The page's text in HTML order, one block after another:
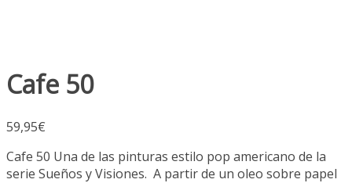
Cafe 50
59,95€
Cafe 50 Una de las pinturas estilo pop americano de la
serie Sueños y Visiones. A partir de un oleo sobre papel